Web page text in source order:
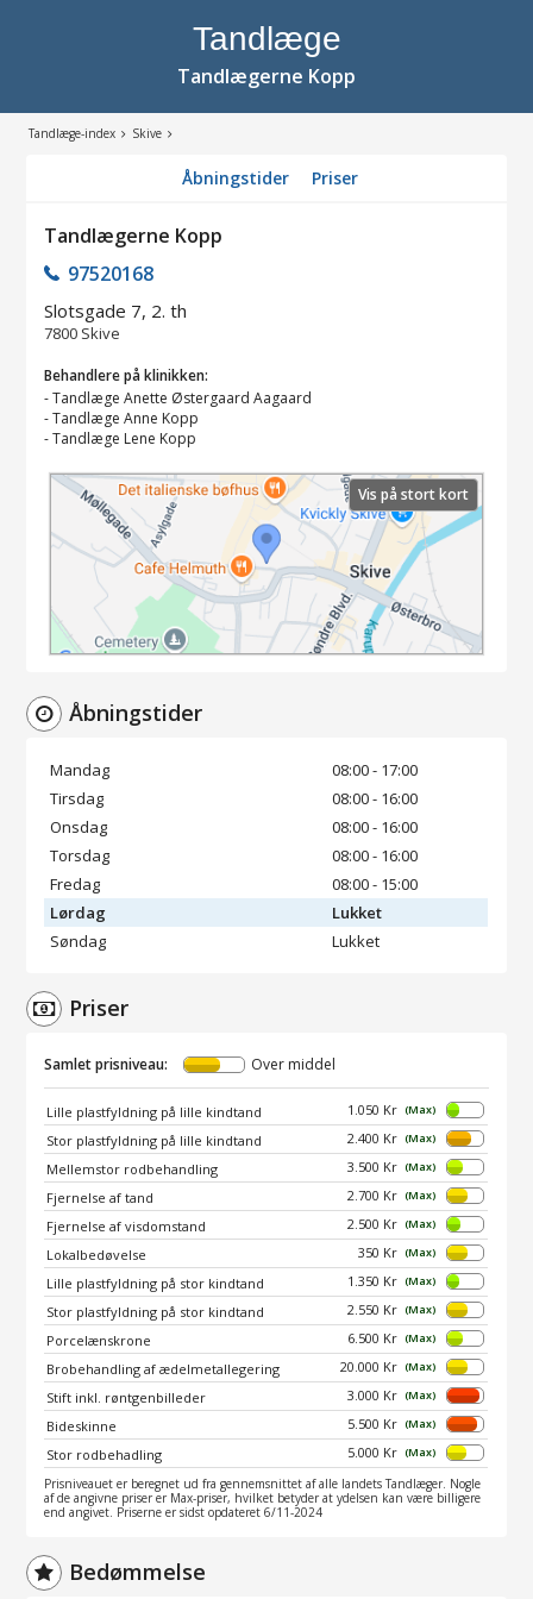
Tandlæge
Tandlægerne Kopp
Tandlæge-index Skive
Åbningstider Priser
Tandlægerne Kopp
97520168
Slotsgade 7, 2. th
7800 Skive
Behandlere på klinikken:
-Tandlæge Anette Østergaard Aagaard
-Tandlæge Anne Kopp
-Tandlæge Lene Kopp
Vis på stort kort
Åbningstider
Mandag
08:00 - 17:00
Tirsdag
08:00 - 16:00
Onsdag
08:00 - 16:00
Torsdag
08:00 - 16:00
Fredag
08:00 - 15:00
Lørdag
Lukket
Søndag
Lukket
Priser
Samlet prisniveau: Over middel
Lille plastfyldning på lille kindtand 1.050 Kr (Max)
Stor plastfyldning på lille kindtand 2.400 Kr (Max)
Mellemstor rodbehandling 3.500 Kr (Max)
Fjernelse af tand 2.700 Kr (Max)
Fjernelse af visdomstand 2.500 Kr (Max)
Lokalbedøvelse 350 Kr (Max)
Lille plastfyldning på stor kindtand 1.350 Kr (Max)
Stor plastfyldning på stor kindtand 2.550 Kr (Max)
Porcelænskrone 6.500 Kr (Max)
Brobehandling af ædelmetallegering 20.000 Kr (Max)
Stift inkl. røntgenbilleder 3.000 Kr (Max)
Bideskinne 5.500 Kr (Max)
Stor rodbehadling 5.000 Kr (Max)
Prisniveauet er beregnet ud fra gennemsnittet af alle landets Tandlæger. Nogle
af de angivne priser er Max-priser, hvilket betyder at ydelsen kan være billigere
end angivet. Priserne er sidst opdateret 6/11-2024
Bedømmelse